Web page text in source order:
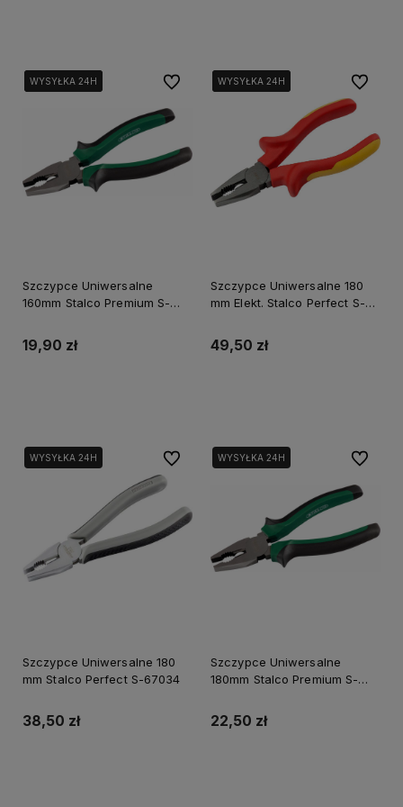
WYSYŁKA 24H
WYSYŁKA 24H
WYSYŁKA 24H
Szczypce Uniwersalne
160mm Stalco Premium S-
19,90 zł
Do ulubionychWYSYŁKA 24H
WYSYŁKA 24H
WYSYŁKA 24H
Szczypce Uniwersalne 180
mm Elekt. Stalco Perfect S-
49,50 zł
Do
WYSYŁKA 24H
Szczypce Uniwersalne 180
mm Stalco Perfect S-67034
38,50 zł
Do ulubionychWYSYŁKA 24H
Szczypce Uniwersalne
180mm Stalco Premium S-
22,50 zł
Do